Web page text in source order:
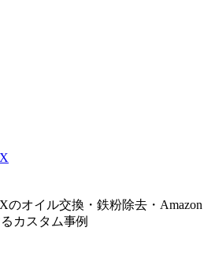
のオイル交換・鉄粉除去・Amazon
カスタム事例